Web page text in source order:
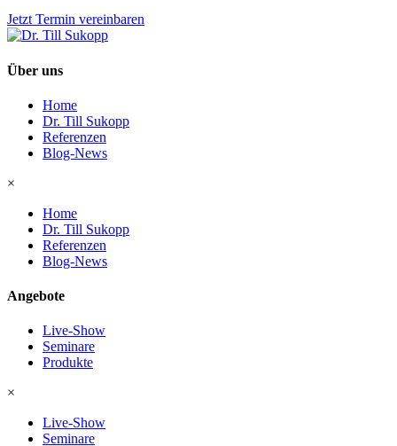
Jetzt Termin vereinbaren
Über uns
Home
Dr. Till Sukopp
Referenzen
Blog-News
×
Home
Dr. Till Sukopp
Referenzen
Blog-News
Angebote
Live-Show
Seminare
Produkte
×
Live-Show
Seminare